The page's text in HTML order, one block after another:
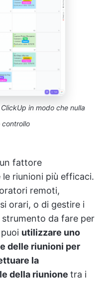
in modo che nulla
fattore
riunioni più efficaci.
remoti,
orari, o di gestire i
da fare per
utilizzare uno
delle riunioni per
la
della riunione tra i